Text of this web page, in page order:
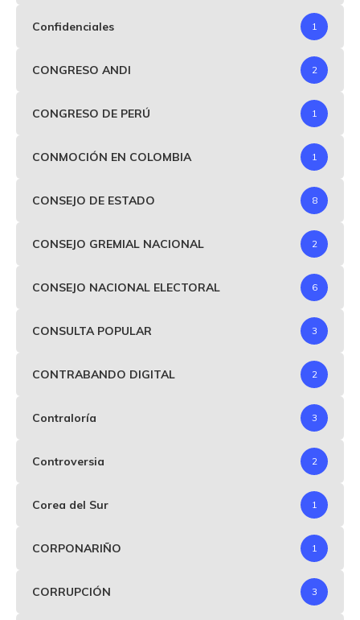
Confidenciales 1
CONGRESO ANDI 2
CONGRESO DE PERÚ 1
CONMOCIÓN EN COLOMBIA 1
CONSEJO DE ESTADO 8
CONSEJO GREMIAL NACIONAL 2
CONSEJO NACIONAL ELECTORAL 6
CONSULTA POPULAR 3
CONTRABANDO DIGITAL 2
Contraloría 3
Controversia 2
Corea del Sur 1
CORPONARIÑO 1
CORRUPCIÓN 3